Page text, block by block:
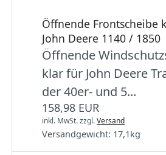
Öffnende Frontscheibe
John Deere 1140 / 1850
Öffnende
klar für John Deere
der 40er- und 5...
158,98 EUR
inkl. MwSt.zzgl.Versand
Versandgewicht: 17,1 kg